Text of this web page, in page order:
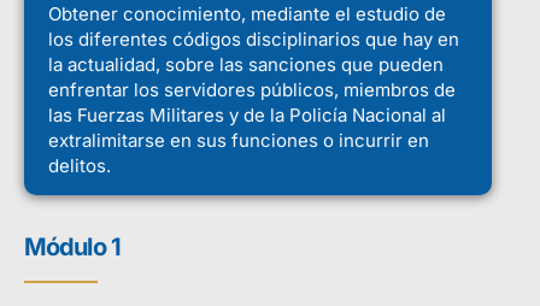
Obtener conocimiento, mediante el estudio de
los diferentes códigos disciplinarios que hay en
la actualidad, sobre las sanciones que pueden
enfrentar los servidores públicos, miembros de
las Fuerzas Militares y de la Policía Nacional al
extralimitarse en sus funciones o incurrir en
delitos.
Módulo 1